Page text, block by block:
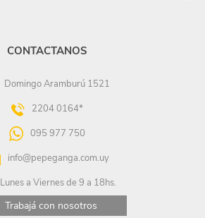
CONTACTANOS
Domingo Aramburú 1521
2204 0164*
095 977 750
info@pepeganga.com.uy
Lunes a Viernes de 9 a 18hs.
Trabajá con nosotros